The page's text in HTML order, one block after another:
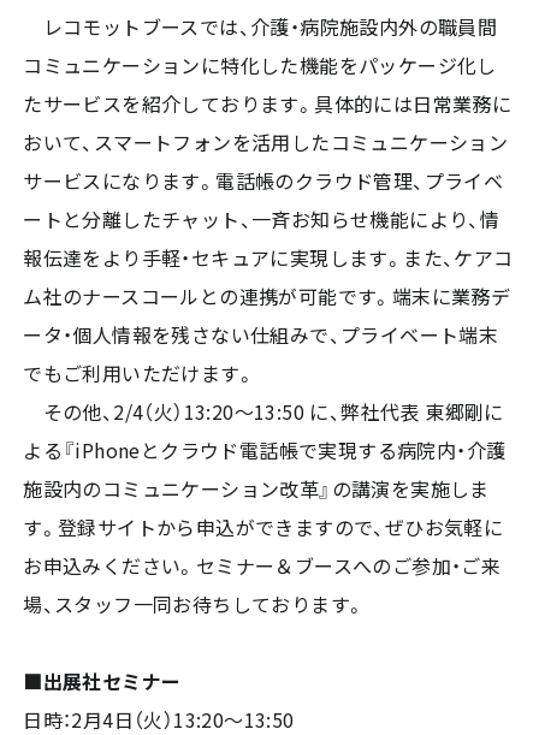
レコモットブースでは、介護・病院施設内外の職員間
コミュニケーションに特化した機能をパッケージ化し
たサービスを紹介しております。具体的には日常業務に
おいて、スマートフォンを活用したコミュニケーション
サービスになります。電話帳のクラウド管理、プライベ
ートと分離したチャット、一斉お知らせ機能により、情
報伝達をより手軽・セキュアに実現します。また、ケアコ
ム社のナースコールとの連携が可能です。端末に業務デ
ータ・個人情報を残さない仕組みで、プライベート端末
でもご利用いただけます。
その他、2/4（火）13:20～13:50 に、弊社代表 東郷剛に
よる『iPhoneとクラウド電話帳で実現する病院内・介護
施設内のコミュニケーション改革』の講演を実施しま
す。登録サイトから申込ができますので、ぜひお気軽に
お申込みください。セミナー＆ブースへのご参加・ご来
場、スタッフ一同お待ちしております。
■出展社セミナー
日時：2月4日（火）13:20～13:50